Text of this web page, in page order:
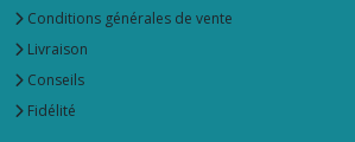
Conditions générales de vente
Livraison
Conseils
Fidélité